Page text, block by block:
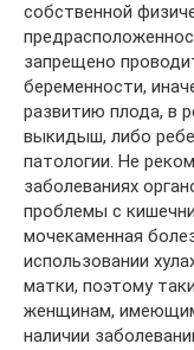
собственной
запрещено
беременности,
развитию плода, в
выкидыш, либо
патологии. Не
заболеваниях
проблемы с
мочекаменная
использовании
матки, поэтому
женщинам, имеющим
наличии